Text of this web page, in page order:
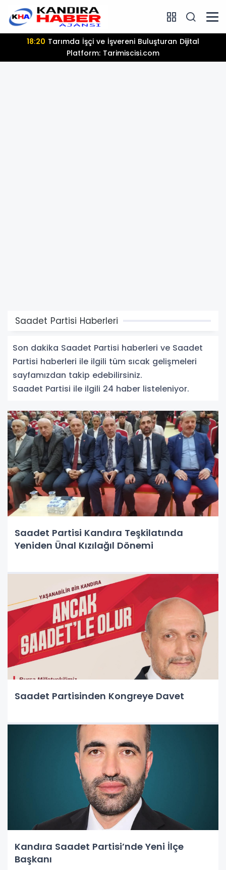
18:20
Platform: Tarimiscisi.com
Saadet Partisi Haberleri
Son dakika Saadet Partisi haberleri ve Saadet
Partisi haberleri ile ilgili tüm sıcak gelişmeleri
sayfamızdan takip edebilirsiniz.
Saadet Partisi ile ilgili 24 haber listeleniyor.
Saadet Partisi Kandıra Teşkilatında
Yeniden Ünal Kızılağıl Dönemi
Saadet Partisinden Kongreye Davet
Kandıra Saadet Partisi’nde Yeni İlçe
Başkanı